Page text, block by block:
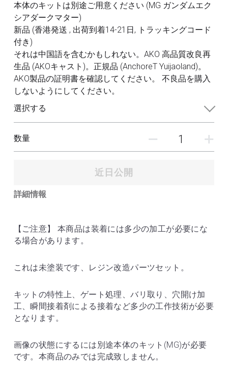
その他
SEED
UC
PG RG HG SD 改造キット
フレームアームズ ガール / メガミデバイス
フレームアームズ ガール / メガミデバイス
塗装済パーツ
3Mサンディングスポンジ
本体のキットは別途ご用意ください (MG ガンダムエク
シアダークマター)
新品 (香港発送 , 出荷到着14-21日, トラッキングコード
付き)
それは中国語を含むかもしれない。AKO 高品質改良再
生品 (AKOキャスト)。正規品 (AnchoreT Yuijaoland)。
AKO製品の証明書を確認してください。 不良品を購入
しないようにしてください。
選択する
数量
近日公開
詳細情報
【ご注意】 本商品は装着には多少の加工が必要にな
る場合があります。
これは未塗装です、レジン改造パーツセット。
キットの特性上、ゲート処理、バリ取り、穴開け加
工、瞬間接着剤による接着など多少の工作技術が必要
となります。
画像の状態にするには別途本体のキット(MG)が必要
です。本商品のみでは完成致しません。